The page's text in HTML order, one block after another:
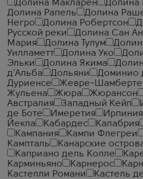
Долина Макларен
Долина
Долина Рапель
Долина
Негро
Долина Робертсон
Русской реки
Долина Сан
Мария
Долина Тулум
Уилламетт
Долина Уко
Эльки
Долина Якима
д'Альба
Дольяни Доминио
Дуриенсе
Жевре-
Жульена
Жюра Жюрансон
Австралия
Западный Кейп
де Боте
Имеретия Ирпиния
Йекла
Кабардес Калабрия
Кампания
Кампи Флегреи
Кампталь
Канарские
Каприано дель Колле
Карминьяно
Карнерос
Кастелли Романи
Кастель